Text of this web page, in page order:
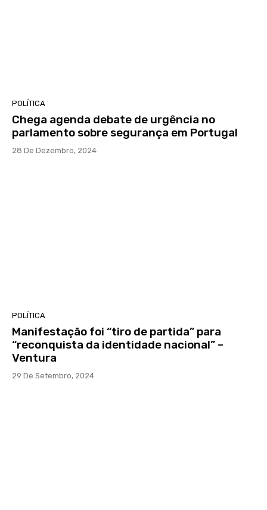
POLÍTICA
Chega agenda debate de urgência no
parlamento sobre segurança em Portugal
28 De Dezembro, 2024
POLÍTICA
Manifestação foi “tiro de partida” para
“reconquista da identidade nacional” –
Ventura
29 De Setembro, 2024